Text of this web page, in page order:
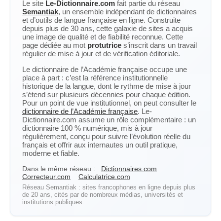
Le site Le-Dictionnaire.com fait partie du réseau
Semantiak, un ensemble indépendant de dictionnaires
et d’outils de langue française en ligne. Construite
depuis plus de 30 ans, cette galaxie de sites a acquis
une image de qualité et de fiabilité reconnue. Cette
page dédiée au mot protutrice s’inscrit dans un travail
régulier de mise à jour et de vérification éditoriale.
Le dictionnaire de l’Académie française occupe une
place à part : c’est la référence institutionnelle
historique de la langue, dont le rythme de mise à jour
s’étend sur plusieurs décennies pour chaque édition.
Pour un point de vue institutionnel, on peut consulter le
dictionnaire de l’Académie française. Le-
Dictionnaire.com assume un rôle complémentaire : un
dictionnaire 100 % numérique, mis à jour
régulièrement, conçu pour suivre l’évolution réelle du
français et offrir aux internautes un outil pratique,
moderne et fiable.
Dans le même réseau :
Dictionnaires.com
Correcteur.com
Calculatrice.com
Réseau Semantiak : sites francophones en ligne depuis plus
de 20 ans, cités par de nombreux médias, universités et
institutions publiques.